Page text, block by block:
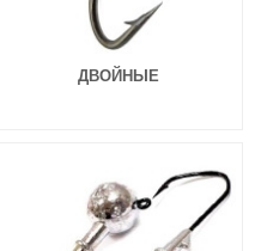
Силиконовые приманки Lucky
John 3D Series Zander Paddle Tail
ДВОЙНЫЕ